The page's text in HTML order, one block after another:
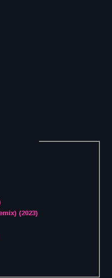
Глаза (HEDDO Remix) (2023)